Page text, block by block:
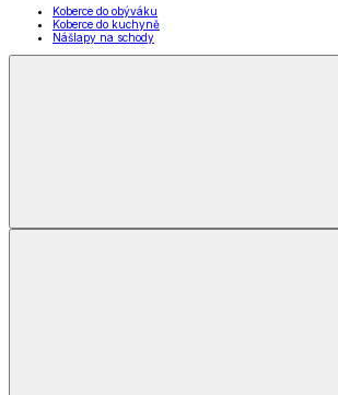
Koberce do obýváku
Koberce do kuchyně
Nášlapy na schody